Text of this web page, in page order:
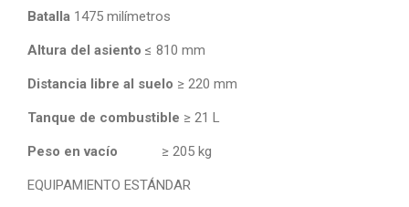
Batalla 1475 milímetros
Altura del asiento ≤ 810 mm
Distancia libre al suelo ≥ 220 mm
Tanque de combustible ≥ 21 L
Peso en vacío ≥ 205 kg
EQUIPAMIENTO ESTÁNDAR